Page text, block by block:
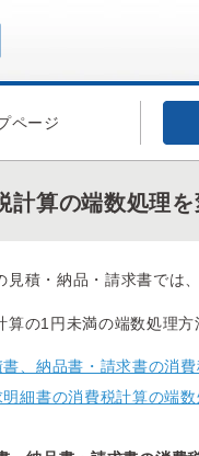
ページ
計算の端数処理
見積・納品・請求書では
算の1円未満の端数処理
書、納品書・請求書の消
明細書の消費税計算の端